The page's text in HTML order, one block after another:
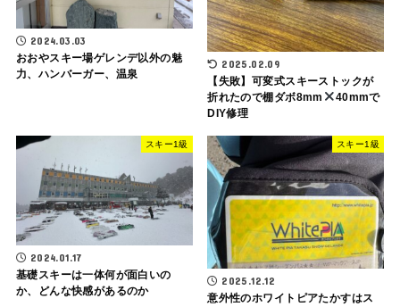
2024.03.03
おおやスキー場ゲレンデ以外の魅
力、ハンバーガー、温泉
2025.02.09
【失敗】可変式スキーストックが
折れたので棚ダボ8mm
40mmで
DIY修理
スキー1級
2024.01.17
基礎スキーは一体何が面白いの
か、どんな快感があるのか
スキー1級
2025.12.12
意外性のホワイトピアたかすはス